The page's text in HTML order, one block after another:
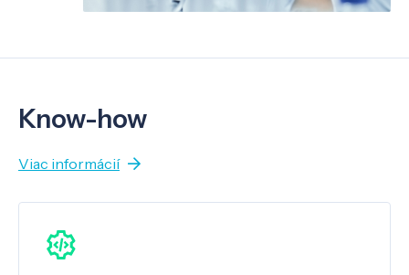
Know-how
Viac informácií